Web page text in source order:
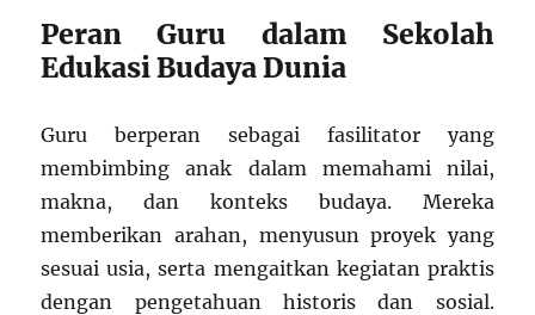
Peran Guru dalam Sekolah
Edukasi Budaya Dunia
Guru berperan sebagai fasilitator yang
membimbing anak dalam memahami nilai,
makna, dan konteks budaya. Mereka
memberikan arahan, menyusun proyek yang
sesuai usia, serta mengaitkan kegiatan praktis
dengan pengetahuan historis dan sosial.